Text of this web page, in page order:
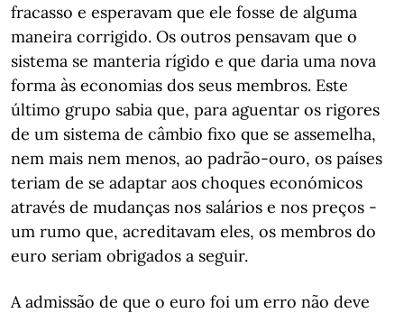
fracasso e esperavam que ele fosse de alguma
maneira corrigido. Os outros pensavam que o
sistema se manteria rígido e que daria uma nova
forma às economias dos seus membros. Este
último grupo sabia que, para aguentar os rigores
de um sistema de câmbio fixo que se assemelha,
nem mais nem menos, ao padrão-ouro, os países
teriam de se adaptar aos choques económicos
através de mudanças nos salários e nos preços -
um rumo que, acreditavam eles, os membros do
euro seriam obrigados a seguir.
A admissão de que o euro foi um erro não deve